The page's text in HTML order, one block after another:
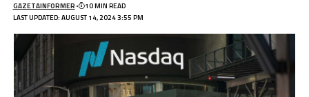
LAST UPDATED: AUGUST 14, 2024 3:55 PM
GAZETAINFORMER 10 MIN READ